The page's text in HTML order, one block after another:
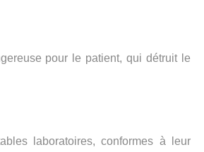
pour le patient, qui détruit le
laboratoires, conformes à leur